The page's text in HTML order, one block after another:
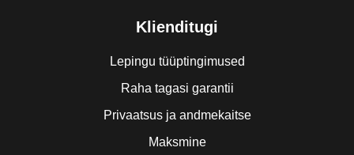
Klienditugi
Lepingu tüüptingimused
Raha tagasi garantii
Privaatsus ja andmekaitse
Maksmine